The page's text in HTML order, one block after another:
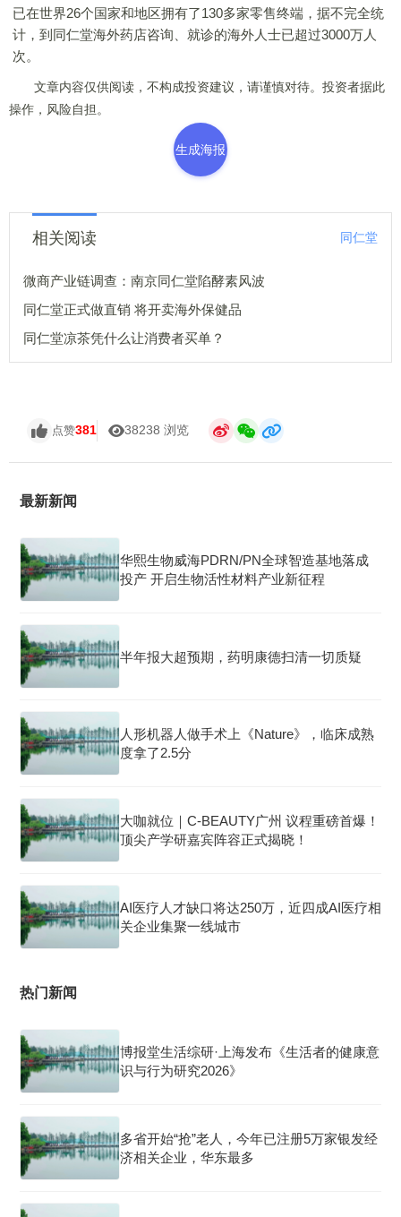
已在世界26个国家和地区拥有了130多家零售终端，据不完全统
计，到同仁堂海外药店咨询、就诊的海外人士已超过3000万人
次。
文章内容仅供阅读，不构成投资建议，请谨慎对待。投资者据此
操作，风险自担。
生成海报
相关阅读 同仁堂
微商产业链调查：南京同仁堂陷酵素风波
同仁堂正式做直销 将开卖海外保健品
同仁堂凉茶凭什么让消费者买单？
点赞381 38238 浏览
最新新闻
华熙生物威海PDRN/PN全球智造基地落成
投产 开启生物活性材料产业新征程
半年报大超预期，药明康德扫清一切质疑
人形机器人做手术上《Nature》，临床成熟
度拿了2.5分
大咖就位｜C-BEAUTY广州 议程重磅首爆！
顶尖产学研嘉宾阵容正式揭晓！
AI医疗人才缺口将达250万，近四成AI医疗相
关企业集聚一线城市
热门新闻
博报堂生活综研·上海发布《生活者的健康意
识与行为研究2026》
多省开始“抢”老人，今年已注册5万家银发经
济相关企业，华东最多